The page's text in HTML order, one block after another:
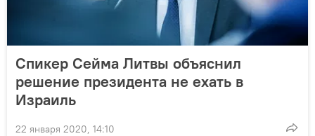
Спикер Сейма Литвы объяснил
решение президента не ехать в
Израиль
22 января 2020, 14:10